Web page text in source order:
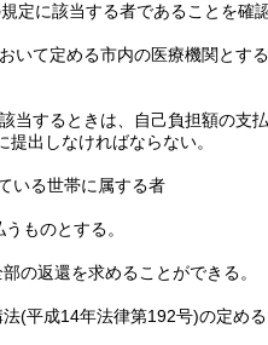
定に該当する者であることを確
いて定める市内の医療機関とする
当するときは、自己負担額の支
出しなければならない。
いる世帯に属する者
ものとする。
の返還を求めることができる。
法(平成14年法律第192号)の定め